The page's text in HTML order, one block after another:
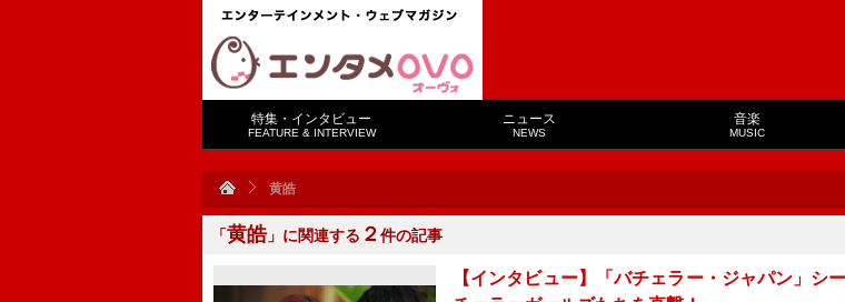
特集・インタビュー
FEATURE & INTERVIEW
ニュース
NEWS
音楽
MUSIC
黄皓
「黄皓」に関連する ２件の記事
【インタビュー】「バチェラー・ジャパン」